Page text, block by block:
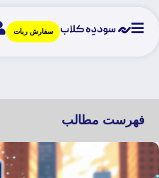
سفارش ربات
فهرست مطالب